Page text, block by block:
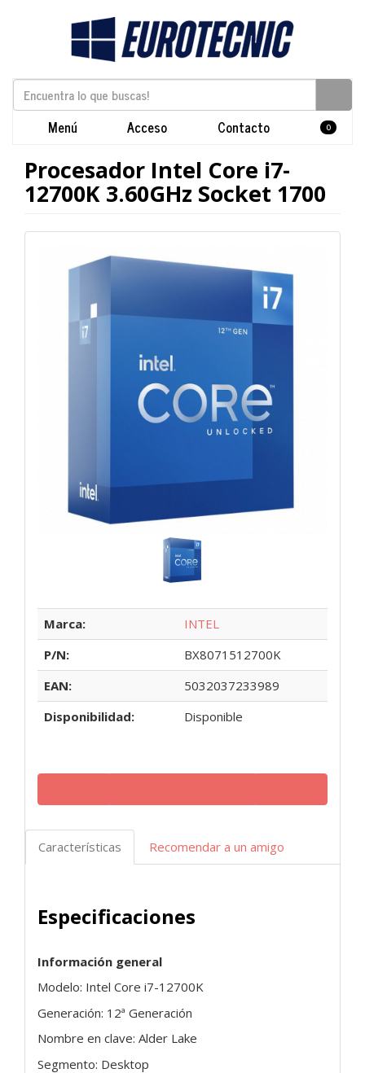
Menú Acceso Contacto 0
Procesador Intel Core i7-
12700K 3.60GHz Socket 1700
Marca:
INTEL
P/N:
BX8071512700K
EAN:
5032037233989
Disponibilidad:
Disponible
Características Recomendar a un amigo
Especificaciones
Información general
Modelo: Intel Core i7-12700K
Generación: 12ª Generación
Nombre en clave: Alder Lake
Segmento: Desktop